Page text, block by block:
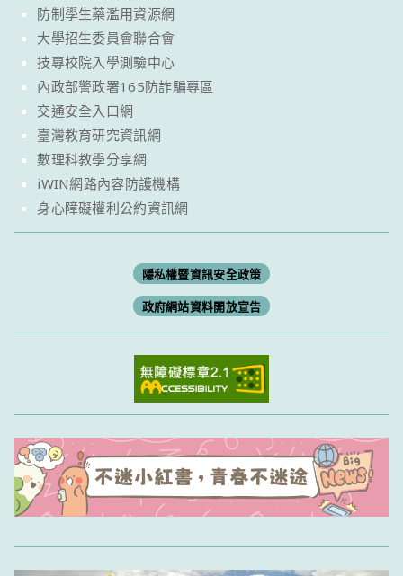
防制學生藥濫用資源網
大學招生委員會聯合會
技專校院入學測驗中心
內政部警政署165防詐騙專區
交通安全入口網
臺灣教育研究資訊網
數理科教學分享網
iWIN網路內容防護機構
身心障礙權利公約資訊網
隱私權暨資訊安全政策
政府網站資料開放宣告